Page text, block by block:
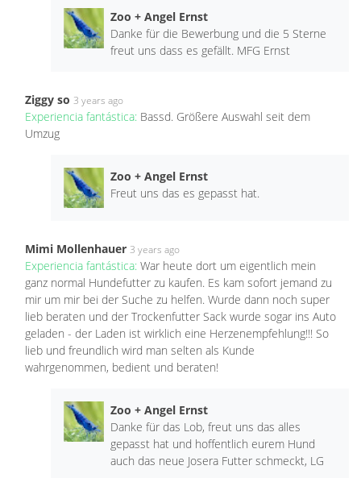
Zoo + Angel Ernst
Danke für die Bewerbung und die 5 Sterne
freut uns dass es gefällt. MFG Ernst
Ziggy so 3 years ago
Experiencia fantástica: Bassd. Größere Auswahl seit dem
Umzug
Zoo + Angel Ernst
Freut uns das es gepasst hat.
Mimi Mollenhauer 3 years ago
Experiencia fantástica: War heute dort um eigentlich mein
ganz normal Hundefutter zu kaufen. Es kam sofort jemand zu
mir um mir bei der Suche zu helfen. Wurde dann noch super
lieb beraten und der Trockenfutter Sack wurde sogar ins Auto
geladen - der Laden ist wirklich eine Herzenempfehlung!!! So
lieb und freundlich wird man selten als Kunde
wahrgenommen, bedient und beraten!
Zoo + Angel Ernst
Danke für das Lob, freut uns das alles
gepasst hat und hoffentlich eurem Hund
auch das neue Josera Futter schmeckt, LG